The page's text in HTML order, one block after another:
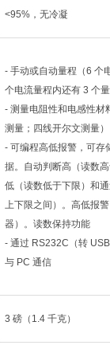
<95%，无冷凝
- 手动或自动量程（6 个
个电流量程内还有 3 个
- 测量电阻性和电感性材
测量；四线开尔文测量）
- 可编程高低报警，可存
据。自动判断高（读数
低（读数低于下限）和
上下限之间）。高低报
器）。读数保持功能
- 通过 RS232C（转
与 PC 通信
3 磅（1.4 千克）